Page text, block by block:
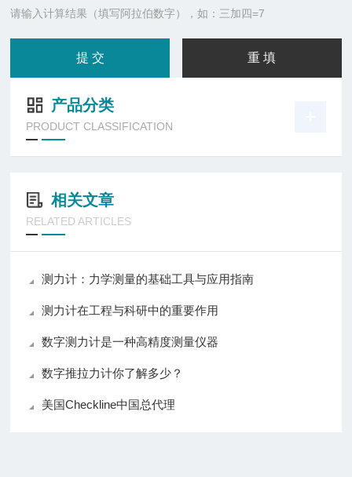
请输入计算结果（填写阿拉伯数字），如：三加四=7
产品分类
PRODUCT CLASSIFICATION
相关文章
RELATED ARTICLES
测力计：力学测量的基础工具与应用指南
测力计在工程与科研中的重要作用
数字测力计是一种高精度测量仪器
数字推拉力计你了解多少？
美国Checkline中国总代理